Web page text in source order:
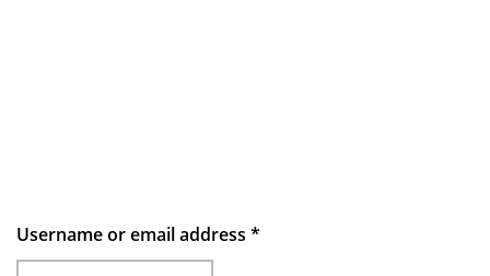
Username or email address *